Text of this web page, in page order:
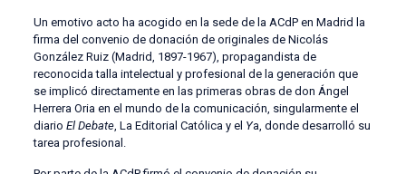
Un emotivo acto ha acogido en la sede de la ACdP en Madrid la
firma del convenio de donación de originales de Nicolás
González Ruiz (Madrid, 1897-1967), propagandista de
reconocida talla intelectual y profesional de la generación que
se implicó directamente en las primeras obras de don Ángel
Herrera Oria en el mundo de la comunicación, singularmente el
diario El Debate, La Editorial Católica y el Ya, donde desarrolló su
tarea profesional.